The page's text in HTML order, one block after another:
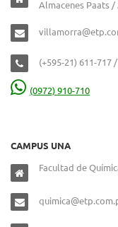
Almacenes Paats /
(+595-21) 611-717 /
(0972) 910-710
CAMPUS UNA
Facultad de